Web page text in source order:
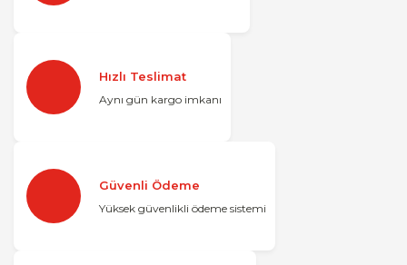
Hızlı Teslimat
Aynı gün kargo imkanı
Güvenli Ödeme
Yüksek güvenlikli ödeme sistemi